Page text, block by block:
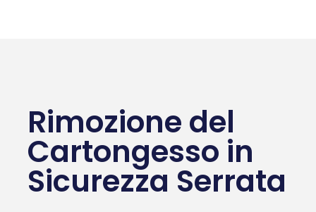
Rimozione del
Cartongesso in
Sicurezza Serrata